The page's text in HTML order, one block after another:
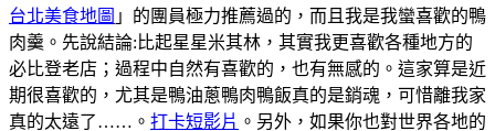
台北美食地圖 」的團員極力推薦過的，而且我是我蠻喜歡的鴨
肉羹。先說結論:比起星星米其林，其實我更喜歡各種地方的
必比登老店；過程中自然有喜歡的，也有無感的。這家算是近
期很喜歡的，尤其是鴨油蔥鴨肉鴨飯真的是銷魂，可惜離我家
真的太遠了……。 打卡短影片 。另外，如果你也對世界各地的